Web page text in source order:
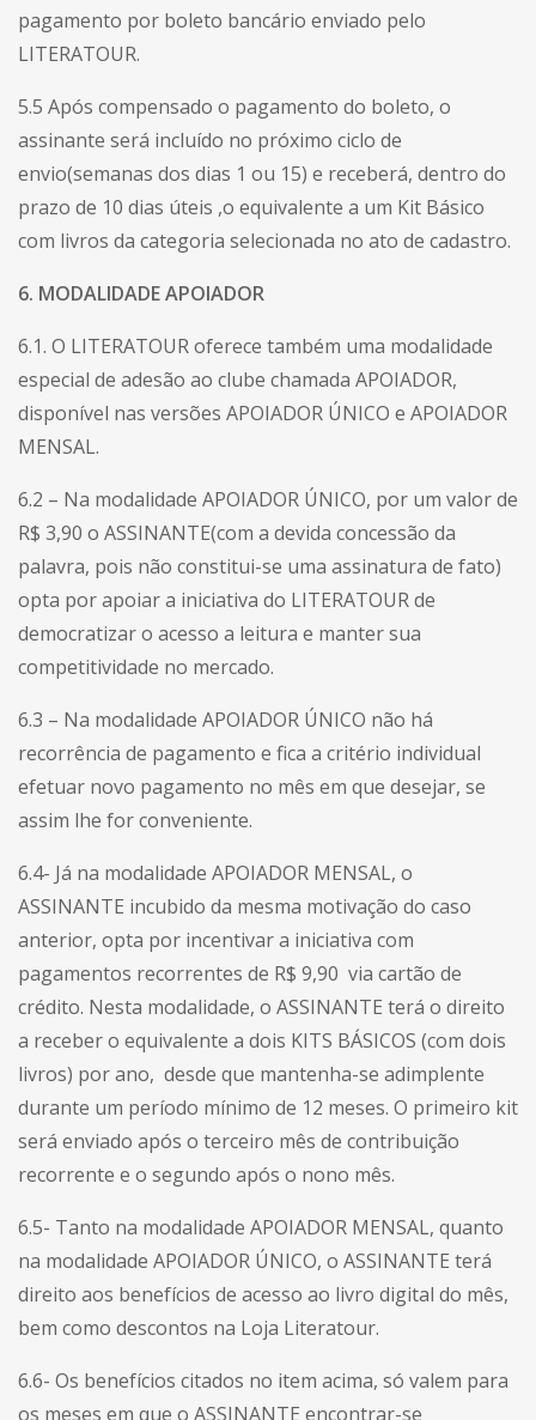
pagamento por boleto bancário enviado pelo
LITERATOUR.
5.5 Após compensado o pagamento do boleto, o
assinante será incluído no próximo ciclo de
envio(semanas dos dias 1 ou 15) e receberá, dentro do
prazo de 10 dias úteis ,o equivalente a um Kit Básico
com livros da categoria selecionada no ato de cadastro.
6. MODALIDADE APOIADOR
6.1. O LITERATOUR oferece também uma modalidade
especial de adesão ao clube chamada APOIADOR,
disponível nas versões APOIADOR ÚNICO e APOIADOR
MENSAL.
6.2 – Na modalidade APOIADOR ÚNICO, por um valor de
R$ 3,90 o ASSINANTE(com a devida concessão da
palavra, pois não constitui-se uma assinatura de fato)
opta por apoiar a iniciativa do LITERATOUR de
democratizar o acesso a leitura e manter sua
competitividade no mercado.
6.3 – Na modalidade APOIADOR ÚNICO não há
recorrência de pagamento e fica a critério individual
efetuar novo pagamento no mês em que desejar, se
assim lhe for conveniente.
6.4- Já na modalidade APOIADOR MENSAL, o
ASSINANTE incubido da mesma motivação do caso
anterior, opta por incentivar a iniciativa com
pagamentos recorrentes de R$ 9,90 via cartão de
crédito. Nesta modalidade, o ASSINANTE terá o direito
a receber o equivalente a dois KITS BÁSICOS (com dois
livros) por ano, desde que mantenha-se adimplente
durante um período mínimo de 12 meses. O primeiro kit
será enviado após o terceiro mês de contribuição
recorrente e o segundo após o nono mês.
6.5- Tanto na modalidade APOIADOR MENSAL, quanto
na modalidade APOIADOR ÚNICO, o ASSINANTE terá
direito aos benefícios de acesso ao livro digital do mês,
bem como descontos na Loja Literatour.
6.6- Os benefícios citados no item acima, só valem para
os meses em que o ASSINANTE encontrar-se